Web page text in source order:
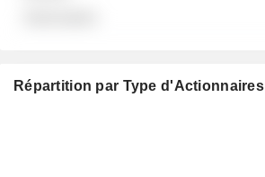
Répartition par Type d'Actionnaires